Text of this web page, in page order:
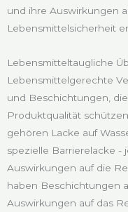
und ihre Auswirkungen
Lebensmittelsicherheit
Lebensmitteltaugliche
Lebensmittelgerechte
und Beschichtungen,
Produktqualität
gehören Lacke auf
spezielle Barrierelacke -
Auswirkungen auf die
haben Beschichtungen
Auswirkungen auf das